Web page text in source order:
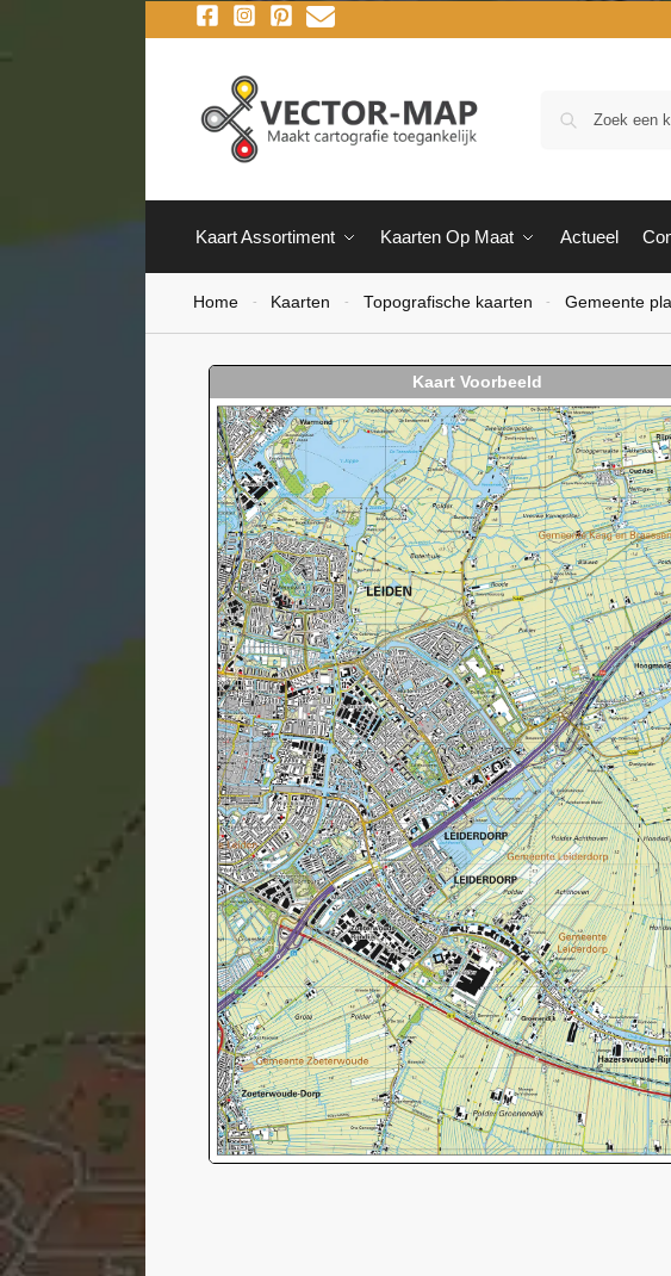
Kaart Assortiment Kaarten Op Maat Actueel
Home - Kaarten - Topografische kaarten - Gemeente